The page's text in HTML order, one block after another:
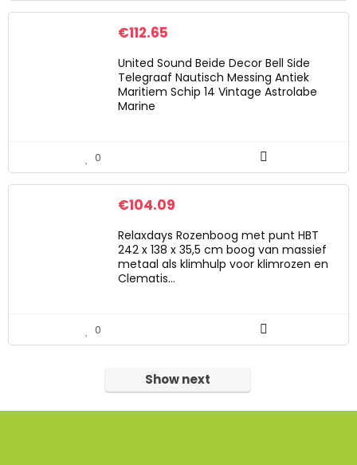
€112.65
United Sound Beide Decor Bell Side
Telegraaf Nautisch Messing Antiek
Maritiem Schip 14 Vintage Astrolabe
Marine
0
€104.09
Relaxdays Rozenboog met punt HBT
242 x 138 x 35,5 cm boog van massief
metaal als klimhulp voor klimrozen en
Clematis…
0
Show next